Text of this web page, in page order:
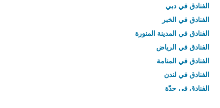
الفنادق في دبي
الفنادق في الخبر
الفنادق في المدينة المنورة
الفنادق في الرياض
الفنادق في المنامة
الفنادق في لندن
الفنادق في جدّة